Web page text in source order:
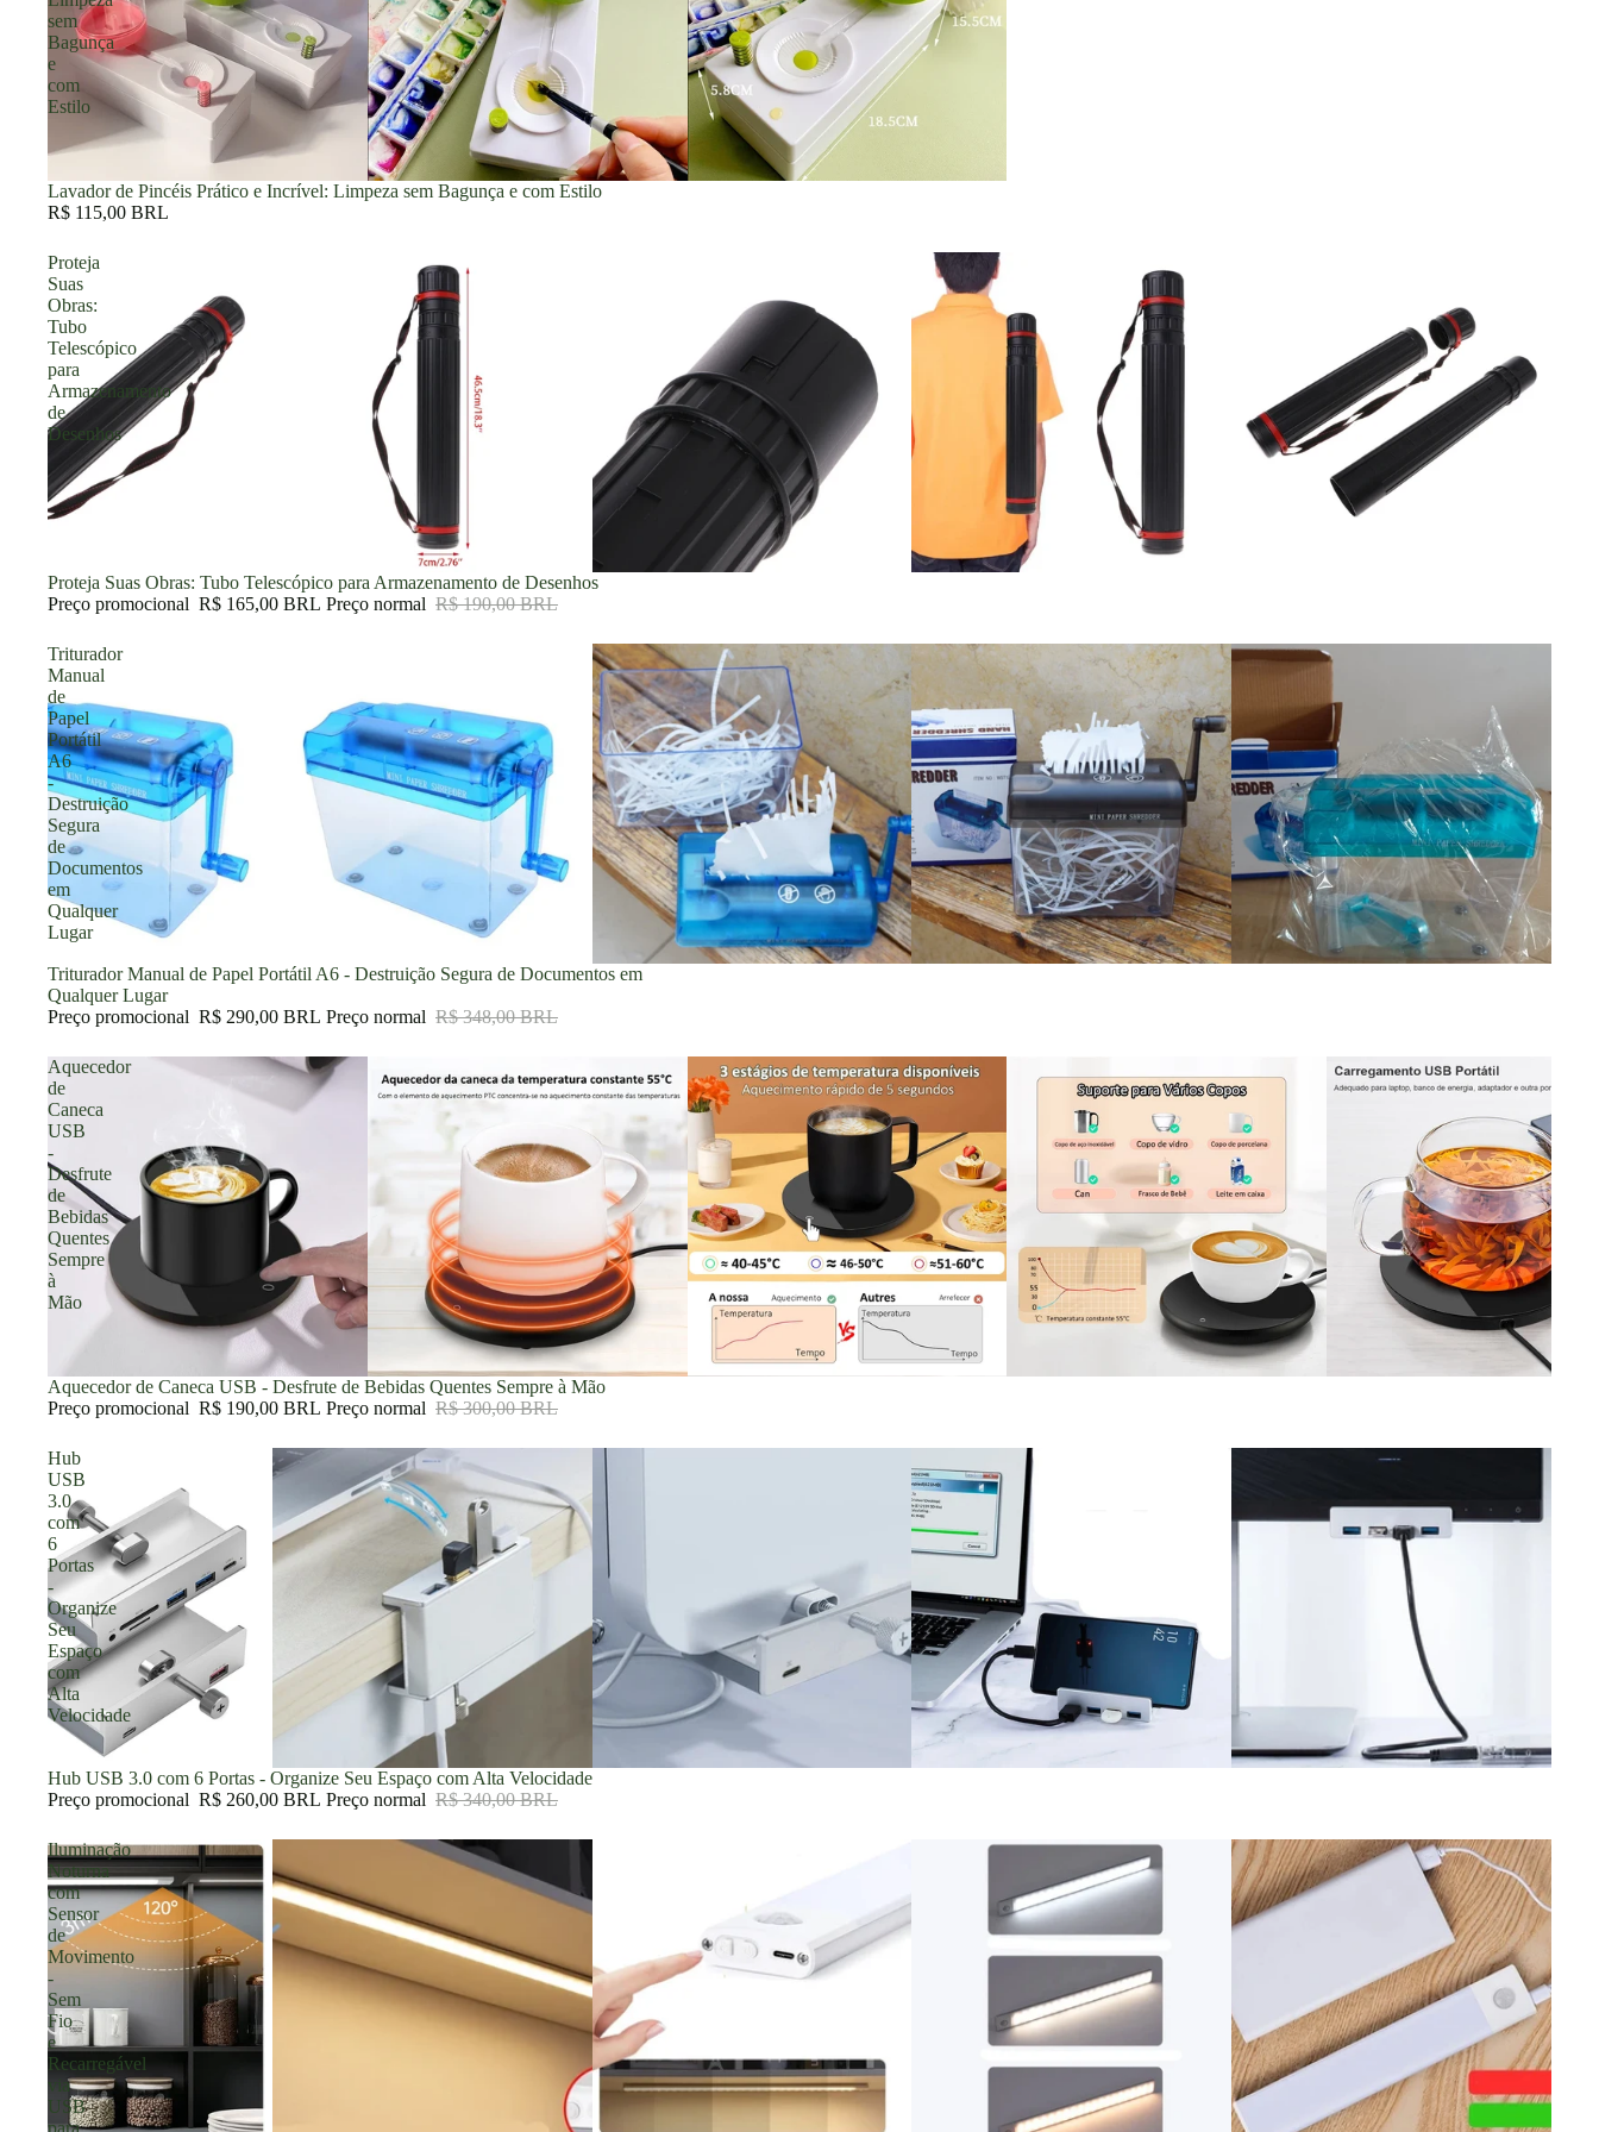
sem
Bagunça
e
com
Estilo
Lavador de Pincéis Prático e Incrível: Limpeza sem Bagunça e com Estilo
R$ 115,00 BRL
Proteja
Suas
Obras:
Tubo
Telescópico
para
Armazenamento
de
Desenhos
Promoção
Proteja Suas Obras: Tubo Telescópico para Armazenamento de Desenhos
Preço promocional R$ 165,00 BRL Preço normal R$ 190,00 BRL
Triturador
Manual
de
Papel
Portátil
A6
-
Destruição
Segura
de
Documentos
em
Qualquer
Lugar
Promoção
Triturador Manual de Papel Portátil A6 - Destruição Segura de Documentos em
Qualquer Lugar
Preço promocional R$ 290,00 BRL Preço normal R$ 348,00 BRL
Aquecedor
de
Caneca
USB
-
Desfrute
de
Bebidas
Quentes
Sempre
à
Mão
Promoção
Aquecedor de Caneca USB - Desfrute de Bebidas Quentes Sempre à Mão
Preço promocional R$ 190,00 BRL Preço normal R$ 300,00 BRL
Hub
USB
3.0
com
6
Portas
-
Organize
Seu
Espaço
com
Alta
Velocidade
Promoção
Hub USB 3.0 com 6 Portas - Organize Seu Espaço com Alta Velocidade
Preço promocional R$ 260,00 BRL Preço normal R$ 340,00 BRL
Iluminação
Noturna
com
Sensor
de
Movimento
-
Sem
Fio
e
Recarregável
via
USB
para